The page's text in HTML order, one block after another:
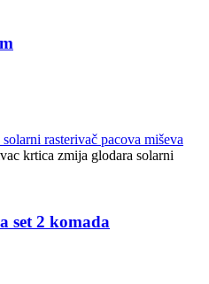
set 2 komada
količina